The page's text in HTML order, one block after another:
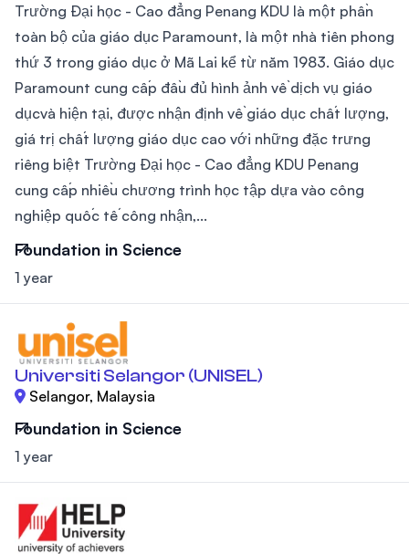
Trường Đại học - Cao đẳng Penang KDU là một phần
toàn bộ của giáo dục Paramount, là một nhà tiên phong
thứ 3 trong giáo dục ở Mã Lai kể từ năm 1983. Giáo dục
Paramount cung cấp đầu đủ hình ảnh về dịch vụ giáo
dụcvà hiện tại, được nhận định về giáo dục chất lượng,
giá trị chất lượng giáo dục cao với những đặc trưng
riêng biệt Trường Đại học - Cao đẳng KDU Penang
cung cấp nhiều chương trình học tập dựa vào công
nghiệp quốc tế công nhận,...
Foundation in Science
1 year
Universiti Selangor (UNISEL)
Selangor, Malaysia
Foundation in Science
1 year